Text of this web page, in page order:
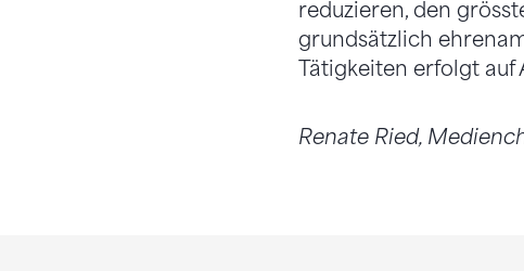
reduzieren, den
grundsätzlich
Tätigkeiten erfolgt auf
Renate Ried,